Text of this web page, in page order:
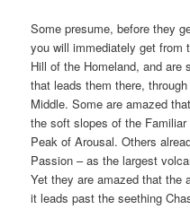
Some presume, before they
you will immediately get from
Hill of the Homeland, and are
that leads them there,
Middle. Some are amazed
the soft slopes of the
Peak of Arousal. Others
Passion – as the largest
Yet they are amazed that the
it leads past the seething